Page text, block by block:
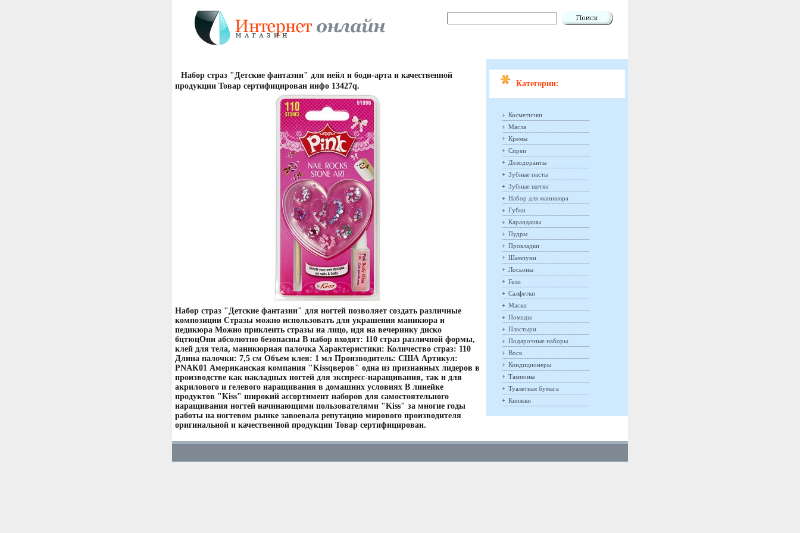
Набор страз "Детские фантазии" для нейл и боди-арта и качественной
продукции Товар сертифицирован инфо 13427q.
Набор страз "Детские фантазии" для ногтей позволяет создать различные
композиции Стразы можно использовать для украшения маникюра и
педикюра Можно приклеить стразы на лицо, идя на вечеринку диско
бцтюцОни абсолютно безопасны В набор входят: 110 страз различной формы,
клей для тела, маникюрная палочка Характеристики: Количество страз: 110
Длина палочки: 7,5 см Объем клея: 1 мл Производитель: США Артикул:
PNAK01 Американская компания "Kissqверов" одна из признанных лидеров в
производстве как накладных ногтей для экспресс-наращивания, так и для
акрилового и гелевого наращивания в домашних условиях В линейке
продуктов "Kiss" широкий ассортимент наборов для самостоятельного
наращивания ногтей начинающими пользователями "Kiss" за многие годы
работы на ногтевом рынке завоевала репутацию мирового производителя
оригинальной и качественной продукции Товар сертифицирован.
Категории:
Косметички
Масла
Кремы
Спреи
Дезодоранты
Зубные пасты
Зубные щетки
Набор для маникюра
Губки
Карандашы
Пудры
Прокладки
Шампуни
Лосьоны
Гели
Салфетки
Маски
Помады
Пластыри
Подарочные наборы
Воск
Кондиционеры
Тампоны
Туалетная бумага
Книжки